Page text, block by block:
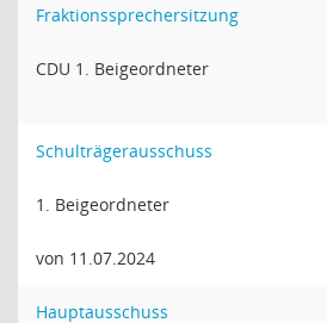
Fraktionssprechersitzung
CDU 1. Beigeordneter
Schulträgerausschuss
1. Beigeordneter
von 11.07.2024
Hauptausschuss